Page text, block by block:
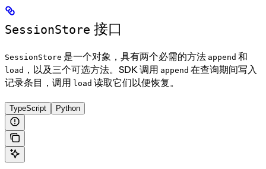
SessionStore 接口
SessionStore 是一个对象，具有两个必需的方法 append 和
load ，以及三个可选方法。SDK 调用 append 在查询期间写入
记录条目，调用 load 读取它们以便恢复。
TypeScript Python